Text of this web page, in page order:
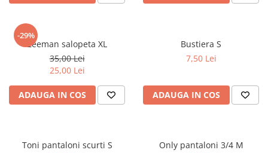
-29%
Zeeman salopeta XL
35,00 Lei
25,00 Lei
ADAUGA IN COS
Bustiera S
7,50 Lei
ADAUGA IN COS
Toni pantaloni scurti S
Only pantaloni 3/4 M